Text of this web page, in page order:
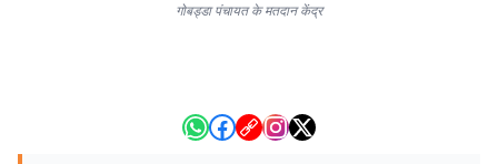
गोबड्डा पंचायत के मतदान केंद्र